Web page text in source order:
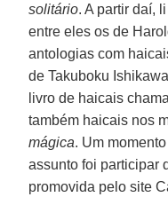
solitário. A partir daí,
entre eles os de
antologias com
de Takuboku
livro de haicais
também haicais nos
mágica. Um
assunto foi participar
promovida pelo site